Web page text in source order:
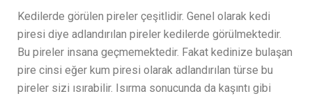
Kedilerde görülen pireler çeşitlidir. Genel olarak kedi
piresi diye adlandırılan pireler kedilerde görülmektedir.
Bu pireler insana geçmemektedir. Fakat kedinize bulaşan
pire cinsi eğer kum piresi olarak adlandırılan türse bu
pireler sizi ısırabilir. Isırma sonucunda da kaşıntı gibi